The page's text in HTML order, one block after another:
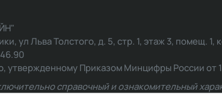
ул Льва Толстого, д. 5, стр. 1, этаж 3, помещ.
утвержденному Приказом Минцифры России от
справочный и ознакомительный